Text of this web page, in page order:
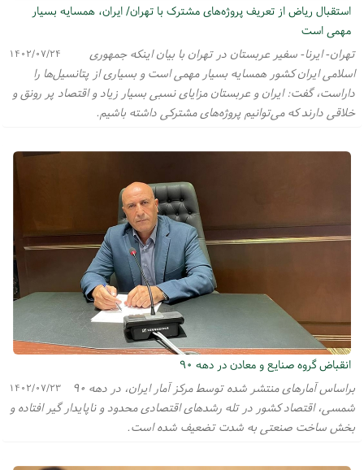
استقبال ریاض از تعریف پروژه‌های مشترک با تهران/ ایران، همسایه بسیار
مهمی است
۱۴۰۲/۰۷/۲۴
تهران- ایرنا- سفیر عربستان در تهران با بیان اینکه جمهوری
اسلامی ایران کشور همسایه بسیار مهمی است و بسیاری از پتانسیل‌ها را
داراست، گفت: ایران و عربستان مزایای نسبی بسیار زیاد و اقتصاد پر رونق و
خلاقی دارند که می‌توانیم پروژه‌های مشترکی داشته باشیم.
انقباض گروه صنایع و معادن در دهه ۹۰
۱۴۰۲/۰۷/۲۳
بر‌اساس آمارهای منتشر شده توسط مرکز آمار ایران، در دهه ۹۰
شمسی، اقتصاد کشور در تله رشدهای اقتصادی محدود و ناپایدار گیر افتاده و
بخش ساخت صنعتی به شدت تضعیف شده است.